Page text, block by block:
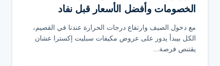
الخصومات وأفضل الأسعار قبل نفاد
العروض
مع دخول الصيف وارتفاع درجات الحرارة عندنا في القصيم،
الكل بيبدأ يدور على عروض مكيفات سبليت إكسترا عشان
يقتنص فرصة...